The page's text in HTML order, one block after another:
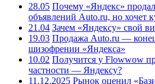
28.05 Почему «Яндекс»
объявлений Auto.ru, но хочет
21.04 Зачем «Яндексу» свой
19.03 Продажа Auto.ru —
шизофрении «Яндекса»
10.02 Получится у Flowwow
частности — Яндексу?
11.12.2025 Рынок оценил